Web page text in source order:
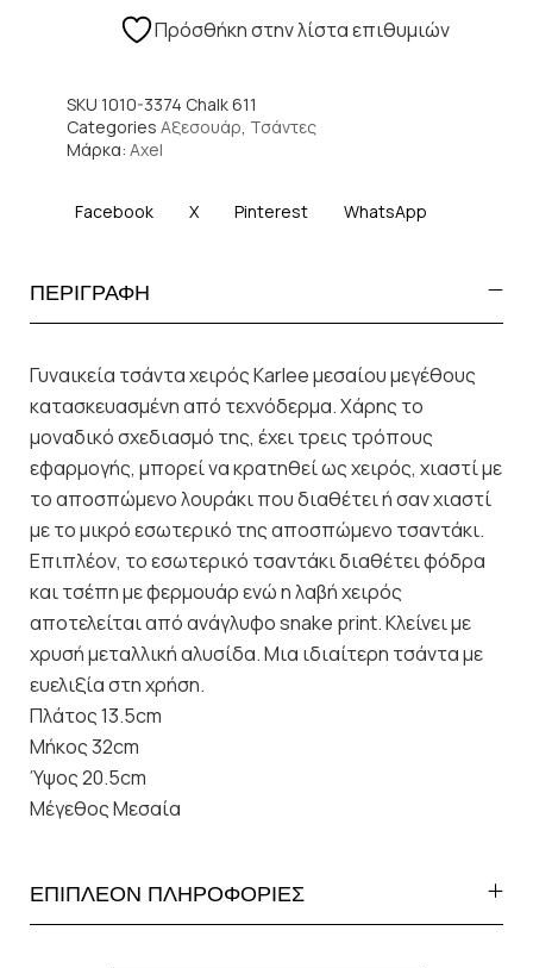
Πρόσθήκη στην λίστα επιθυμιών
SKU 1010-3374 Chalk 611
Categories Αξεσουάρ, Τσάντες
Μάρκα: Axel
Facebook X Pinterest WhatsApp
ΠΕΡΙΓΡΑΦΗ
Γυναικεία τσάντα χειρός Karlee μεσαίου μεγέθους
κατασκευασμένη από τεχνόδερμα. Χάρης το
μοναδικό σχεδιασμό της, έχει τρεις τρόπους
εφαρμογής, μπορεί να κρατηθεί ως χειρός, χιαστί με
το αποσπώμενο λουράκι που διαθέτει ή σαν χιαστί
με το μικρό εσωτερικό της αποσπώμενο τσαντάκι.
Επιπλέον, το εσωτερικό τσαντάκι διαθέτει φόδρα
και τσέπη με φερμουάρ ενώ η λαβή χειρός
αποτελείται από ανάγλυφο snake print. Κλείνει με
χρυσή μεταλλική αλυσίδα. Μια ιδιαίτερη τσάντα με
ευελιξία στη χρήση.
Πλάτος 13.5cm
Μήκος 32cm
Ύψος 20.5cm
Μέγεθος Μεσαία
ΕΠΙΠΛΕΟΝ ΠΛΗΡΟΦΟΡΙΕΣ